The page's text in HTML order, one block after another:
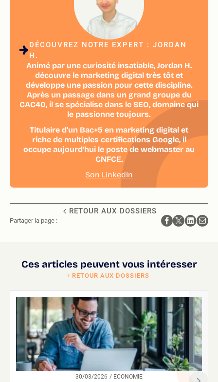
DÉCOUVREZ NOTRE EXPERT : JORDAN
H.
Animé par une curiosité insatiable, Jordan H.
découvre le marketing digital très tôt et
développe une passion pour cette discipline.
Après un passage dans un grand groupe du
CAC40, il se spécialise dans le SEO, domaine qui
le passionne toujours.
Titulaire d’un Bac+5 en marketing digital et
riche de multiples certifications Google, il
occupe aujourd’hui le poste de webmaster au
CNFCE.
Son LinkedIn
RETOUR AUX DOSSIERS
Partager la page :
Ces articles peuvent vous intéresser
RETOUR AUX DOSSIERS
30/03/2026
/ ECONOMIE